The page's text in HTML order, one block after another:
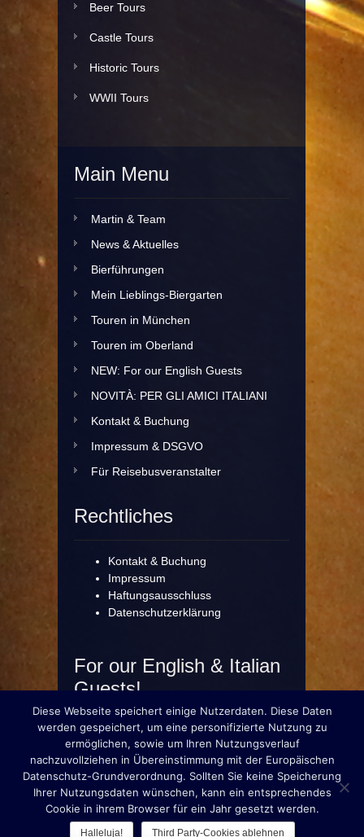
Beer Tours
Castle Tours
Historic Tours
WWII Tours
Main Menu
Martin & Team
News & Aktuelles
Bierführungen
Mein Lieblings-Biergarten
Touren in München
Touren im Oberland
NEW: For our English Guests
NOVITÀ: PER GLI AMICI ITALIANI
Kontakt & Buchung
Impressum & DSGVO
Für Reisebusveranstalter
Rechtliches
Kontakt & Buchung
Impressum
Haftungsausschluss
Datenschutzerklärung
For our English & Italian
Guests!
© München erleben... mit Martin Schega
Diese Webseite speichert einige Nutzerdaten. Diese Daten
werden gespeichert, um eine personifizierte Nutzung zu
ermöglichen, sowie um Ihren Nutzungsverlauf
nachzuvollziehen in Übereinstimmung mit der Europäischen
Datenschutz-Grundverordnung. Sollten Sie keine Speicherung
Ihrer Nutzungsdaten wünschen, kann ein entsprechendes
Cookie in ihrem Browser für ein Jahr gesetzt werden.
Halleluja! Third Party-Cookies ablehnen